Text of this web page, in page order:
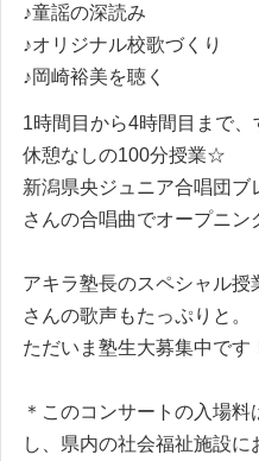
♪童謡の深読み
♪オリジナル校歌づくり
♪岡崎裕美を聴く
1時間目から4時間目まで、
休憩なしの100分授業☆
新潟県央ジュニア合唱団ブ
さんの合唱曲でオープニ
アキラ塾長のスペシャル授
さんの歌声もたっぷりと。
ただいま塾生大募集中です
＊このコンサートの入場
し、県内の社会福祉施設に